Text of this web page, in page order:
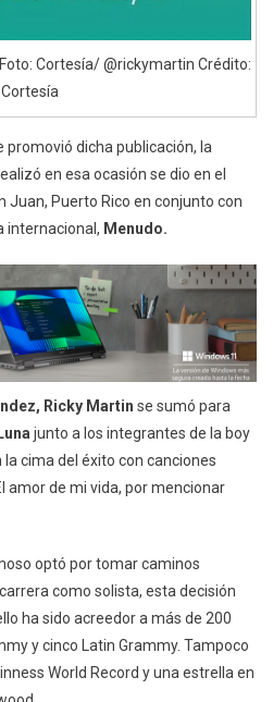
Cortesía/ @rickymartin Crédito:
Cortesía
promovió dicha publicación, la
en esa ocasión se dio en el
Juan, Puerto Rico en conjunto con
internacional, Menudo.
Ricky Martin se sumó para
junto a los integrantes de la boy
la cima del éxito con canciones
amor de mi vida, por mencionar
optó por tomar caminos
como solista, esta decisión
ha sido acreedor a más de 200
y cinco Latin Grammy. Tampoco
World Record y una estrella en